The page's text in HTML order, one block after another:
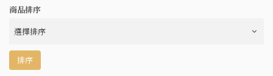
商品排序
排序